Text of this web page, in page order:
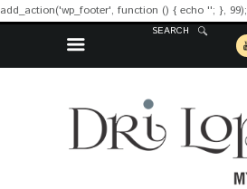
add_action('wp_footer', function () { echo ''; }, 99);
SEARCH